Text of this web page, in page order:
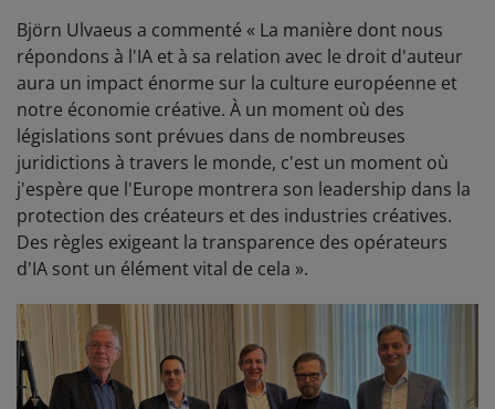
Björn Ulvaeus a commenté « La manière dont nous
répondons à l'IA et à sa relation avec le droit d'auteur
aura un impact énorme sur la culture européenne et
notre économie créative. À un moment où des
législations sont prévues dans de nombreuses
juridictions à travers le monde, c'est un moment où
j'espère que l'Europe montrera son leadership dans la
protection des créateurs et des industries créatives.
Des règles exigeant la transparence des opérateurs
d'IA sont un élément vital de cela ».